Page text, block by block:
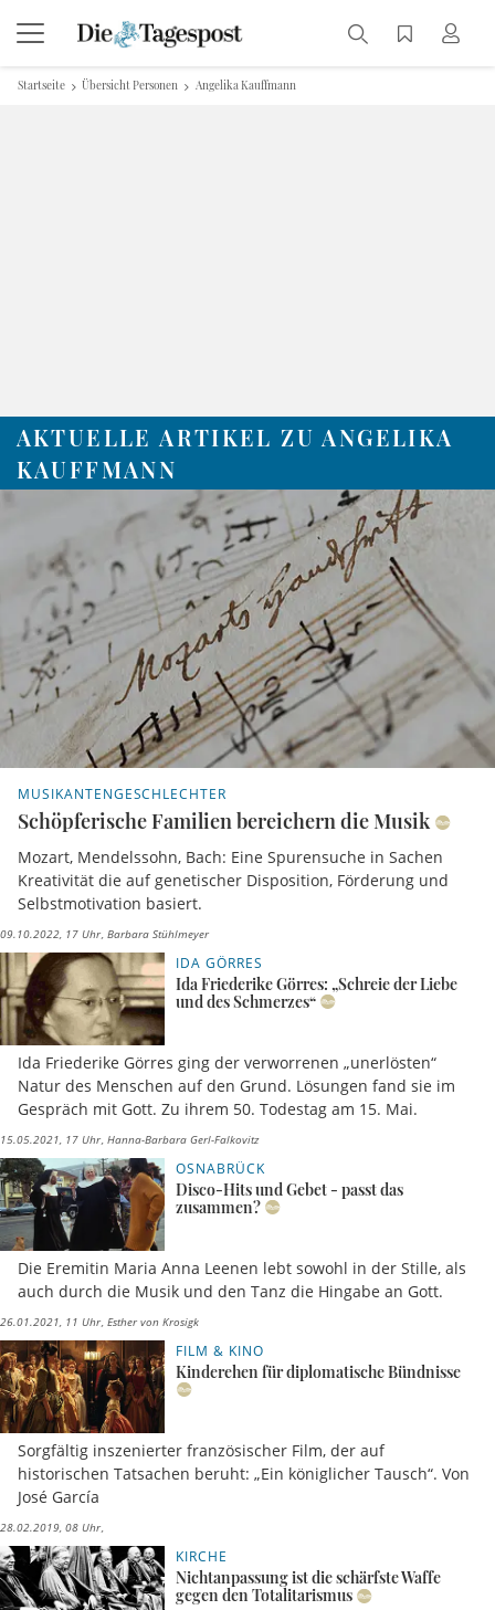
Startseite Übersicht Personen Angelika Kauffmann
AKTUELLE ARTIKEL ZU ANGELIKA
KAUFFMANN
MUSIKANTENGESCHLECHTER
Schöpferische Familien bereichern die Musik
Mozart, Mendelssohn, Bach: Eine Spurensuche in Sachen
Kreativität die auf genetischer Disposition, Förderung und
Selbstmotivation basiert.
09.10.2022, 17 Uhr Barbara Stühlmeyer
IDA GÖRRES
Ida Friederike Görres: „Schreie der Liebe
und des Schmerzes“
Ida Friederike Görres ging der verworrenen „unerlösten“
Natur des Menschen auf den Grund. Lösungen fand sie im
Gespräch mit Gott. Zu ihrem 50. Todestag am 15. Mai.
15.05.2021, 17 Uhr Hanna-Barbara Gerl-Falkovitz
OSNABRÜCK
Disco-Hits und Gebet - passt das
zusammen?
Die Eremitin Maria Anna Leenen lebt sowohl in der Stille, als
auch durch die Musik und den Tanz die Hingabe an Gott.
26.01.2021, 11 Uhr Esther von Krosigk
FILM & KINO
Kinderehen für diplomatische Bündnisse
Sorgfältig inszenierter französischer Film, der auf
historischen Tatsachen beruht: „Ein königlicher Tausch“. Von
José García
28.02.2019, 08 Uhr
KIRCHE
Nichtanpassung ist die schärfste Waffe
gegen den Totalitarismus